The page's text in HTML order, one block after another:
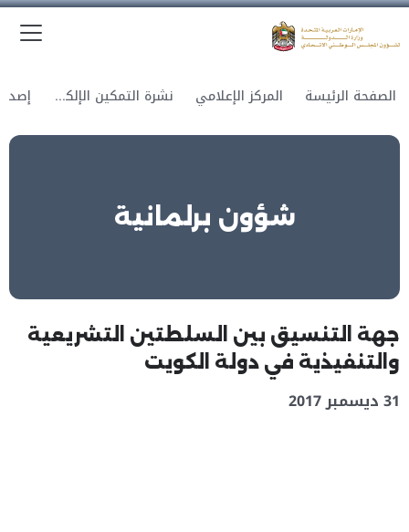
الصفحة الرئيسة المركز الإعلامي نشرة التمكين الإلكترونية
شؤون برلمانية
جهة التنسيق بين السلطتين التشريعية
والتنفيذية في دولة الكويت
31 ديسمبر 2017